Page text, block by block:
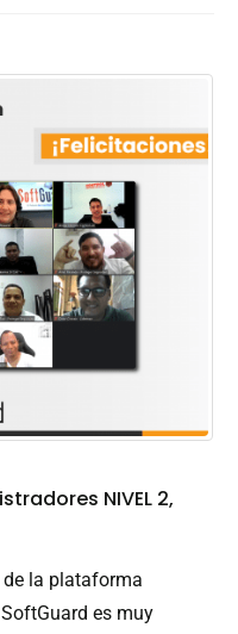
NIVEL 2,
de la plataforma
es muy